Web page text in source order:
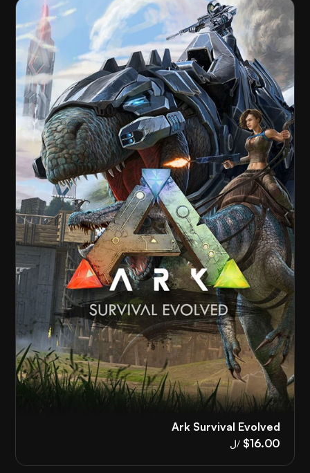
Ark Survival Evolved
$16.00 /ل